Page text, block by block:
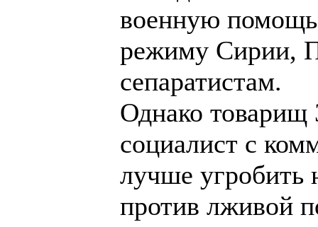
военную помощь
режиму Сирии,
сепаратистам.
Однако
социалист с
лучше угробить
против лживой